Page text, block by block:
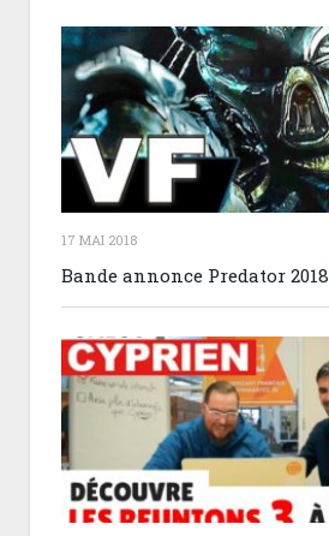
17 MAI 2018
Bande annonce Predator 2018